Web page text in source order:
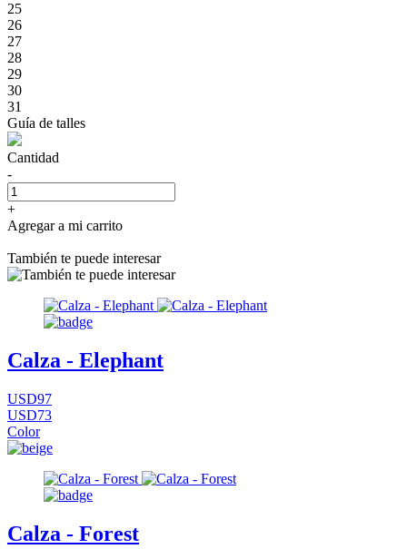
25
26
27
28
29
30
31
Guía de talles
Cantidad
-
+
Agregar a mi carrito
También te puede interesar
Calza - Elephant
USD97
USD73
Color
Calza - Forest